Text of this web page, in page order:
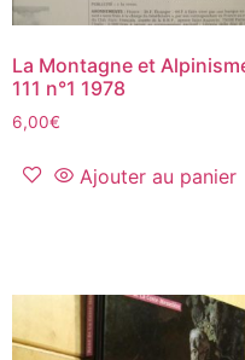
La Montagne et
111 n°1 1978
6,00€
Ajouter au panier